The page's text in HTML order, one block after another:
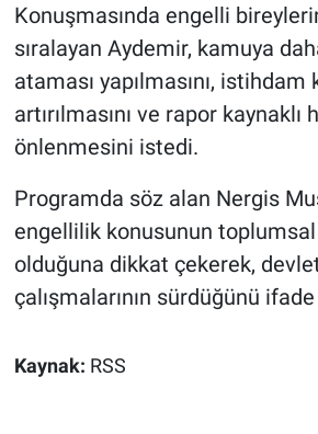
Konuşmasında engelli
sıralayan Aydemir, kamuya
ataması yapılmasını, istihdam
artırılmasını ve rapor kaynaklı
önlenmesini istedi.
Programda söz alan Nergis
engellilik konusunun
olduğuna dikkat çekerek,
çalışmalarının sürdüğünü
Kaynak: RSS